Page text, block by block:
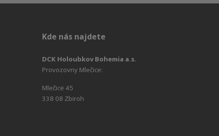
Kde nás najdete
DCK Holoubkov Bohemia a.s.
Provozovny Mlečice:
Mlečice 45
338 08 Zbiroh